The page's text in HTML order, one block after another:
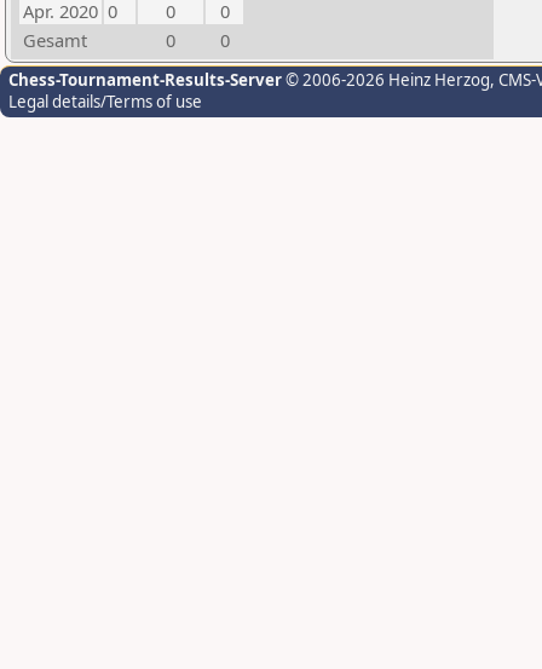
Apr. 2020 0 0
0
Gesamt
0 0
Chess-Tournament-Results-Server© 2006-2026 Heinz Herzog,
Legal details/Terms of use